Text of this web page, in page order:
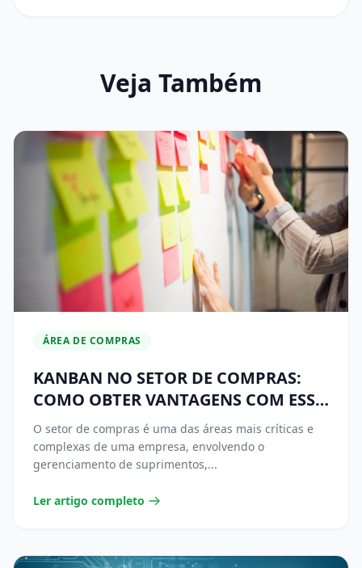
Veja Também
ÁREA DE COMPRAS
KANBAN NO SETOR DE COMPRAS:
COMO OBTER VANTAGENS COM ESSA
TÉCNICA
O setor de compras é uma das áreas mais críticas e
complexas de uma empresa, envolvendo o
gerenciamento de suprimentos,...
Ler artigo completo